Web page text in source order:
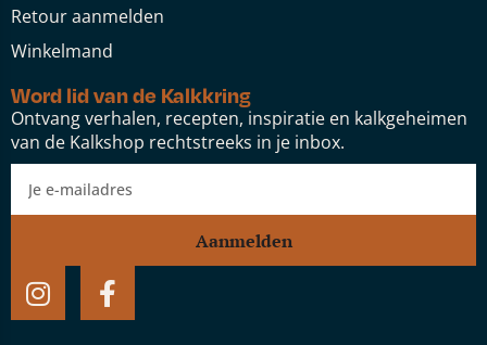
Retour aanmelden
Winkelmand
Word lid van de Kalkkring
Ontvang verhalen, recepten, inspiratie en kalkgeheimen
van de Kalkshop rechtstreeks in je inbox.
Aanmelden